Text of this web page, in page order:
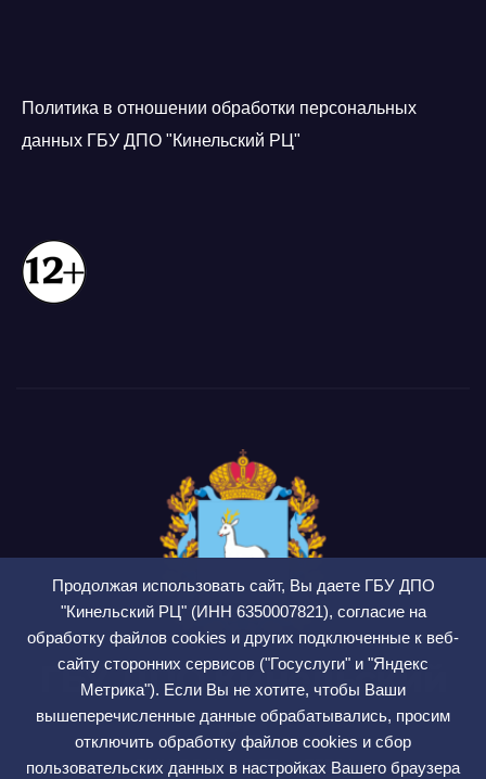
Продолжая использовать сайт, Вы даете ГБУ ДПО
"Кинельский РЦ" (ИНН 6350007821), согласие на
обработку файлов cookies и других подключенные к веб-
сайту сторонних сервисов ("Госуслуги" и "Яндекс
Метрика"). Если Вы не хотите, чтобы Ваши
вышеперечисленные данные обрабатывались, просим
отключить обработку файлов cookies и сбор
пользовательских данных в настройках Вашего браузера
Политика в отношении обработки персональных
данных ГБУ ДПО "Кинельский РЦ"
ГБУ ДПО Кинельский
РЦ
СМИ ЭЛ № ФС 77 — 75564